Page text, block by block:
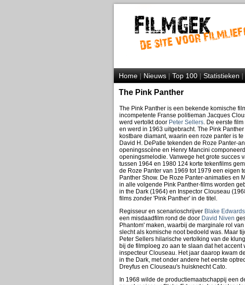
Home|Nieuws|Top 100|Statistieken|
The Pink Panther
The Pink Panther is een bekende komische
incompetente Franse politieman Jacques
werd vertolkt door Peter Sellers. De eerste
en werd in 1963 uitgebracht. The Pink
kostbare diamant, waarin een roze panter is
David H. DePatie tekenden de Roze Panter-
openingsscène en Henry Mancini
openingsmelodie. Vanwege het grote succes
tussen 1964 en 1980 124 korte tekenfilms
de Roze Panter van 1969 tot 1979 een eigen
Panther Show. De Roze Panter-animaties en
in alle volgende Pink Panther-films worden
in the Dark (1964) en Inspector Clouseau
films zonder 'Pink Panther' in de titel.
Regisseur en scenarioschrijver Blake Edwards
een misdaadfilm rond de door David Niven
Phantom' maken, waarbij de marginale rol
slecht als komische noot bedoeld was. Maar
Peter Sellers hilarische vertolking van de
bij de filmploeg zo aan te slaan dat het accent
inspecteur Clouseau. Het jaar daarop kwam
in the Dark, met onder andere het eerste
Dreyfus en Clouseau's huisknecht Cato.
In 1968 wilde de productiemaatschappij een